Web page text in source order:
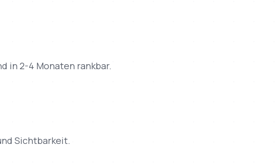
in 2-4 Monaten rankbar.
Sichtbarkeit.